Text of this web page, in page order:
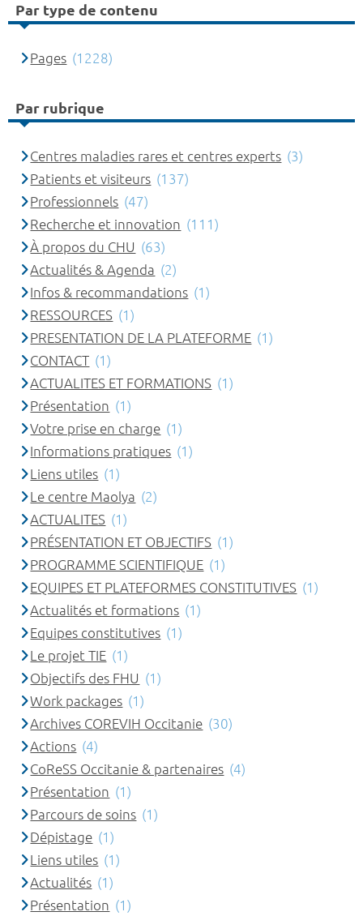
Par type de contenu
Pages (1228)
Par rubrique
Centres maladies rares et centres experts (3)
Patients et visiteurs (137)
Professionnels (47)
Recherche et innovation (111)
À propos du CHU (63)
Actualités & Agenda (2)
Infos & recommandations (1)
RESSOURCES (1)
PRESENTATION DE LA PLATEFORME (1)
CONTACT (1)
ACTUALITES ET FORMATIONS (1)
Présentation (1)
Votre prise en charge (1)
Informations pratiques (1)
Liens utiles (1)
Le centre Maolya (2)
ACTUALITES (1)
PRÉSENTATION ET OBJECTIFS (1)
PROGRAMME SCIENTIFIQUE (1)
EQUIPES ET PLATEFORMES CONSTITUTIVES (1)
Actualités et formations (1)
Equipes constitutives (1)
Le projet TIE (1)
Objectifs des FHU (1)
Work packages (1)
Archives COREVIH Occitanie (30)
Actions (4)
CoReSS Occitanie & partenaires (4)
Présentation (1)
Parcours de soins (1)
Dépistage (1)
Liens utiles (1)
Actualités (1)
Présentation (1)